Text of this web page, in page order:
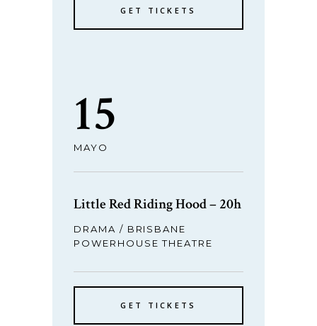
GET TICKETS
15
MAYO
Little Red Riding Hood – 20h
DRAMA / BRISBANE
POWERHOUSE THEATRE
GET TICKETS